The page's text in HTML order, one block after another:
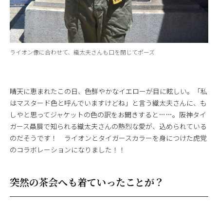
ライオン像に合わせて、織太夫さんも口を閉じてポーズ
晴天に恵まれたこの日、色鮮やかなイエローが目に眩しい。「私
はマスタード色と呼んでいますけどね」と言う織太夫さんに、も
しやと思ってジャケットの色の訳をお聞きすると……。阪神タイ
ガース贔屓で知られる織太夫さんの熱烈な愛が、込められている
のだそうです！ ライオンとタイガースカラーを身につけた虎党
のコラボレーションになりました！！
突然の茶会へも着ていったことが？